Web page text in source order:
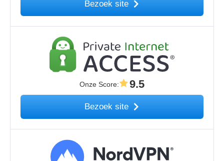
Bezoek site
Onze Score: 9.5
Bezoek site